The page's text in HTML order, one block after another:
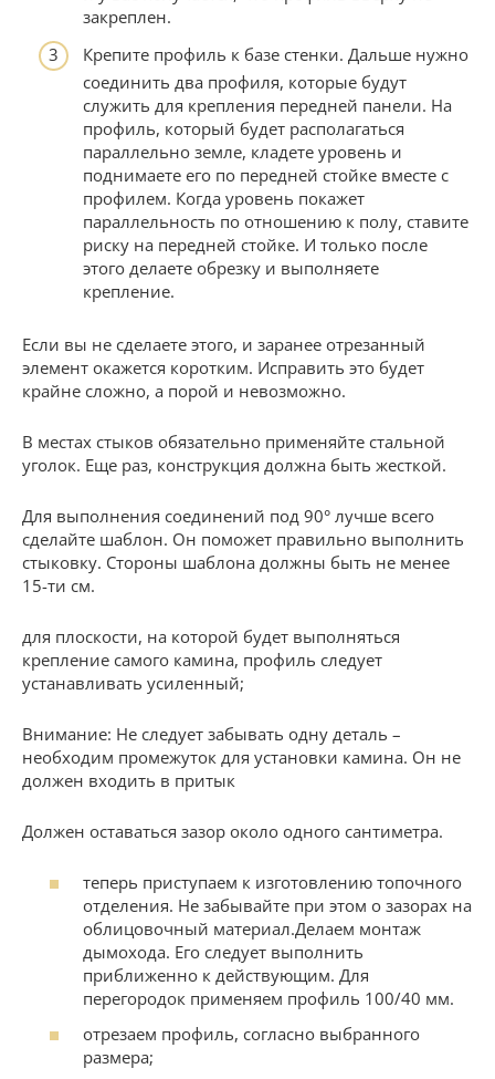
закреплен.
Крепите профиль к базе стенки. Дальше нужно
соединить два профиля, которые будут
служить для крепления передней панели. На
профиль, который будет располагаться
параллельно земле, кладете уровень и
поднимаете его по передней стойке вместе с
профилем. Когда уровень покажет
параллельность по отношению к полу, ставите
риску на передней стойке. И только после
этого делаете обрезку и выполняете
крепление.
Если вы не сделаете этого, и заранее отрезанный
элемент окажется коротким. Исправить это будет
крайне сложно, а порой и невозможно.
В местах стыков обязательно применяйте стальной
уголок. Еще раз, конструкция должна быть жесткой.
Для выполнения соединений под 90° лучше всего
сделайте шаблон. Он поможет правильно выполнить
стыковку. Стороны шаблона должны быть не менее
15-ти см.
для плоскости, на которой будет выполняться
крепление самого камина, профиль следует
устанавливать усиленный;
Внимание: Не следует забывать одну деталь –
необходим промежуток для установки камина. Он не
должен входить в притык
Должен оставаться зазор около одного сантиметра.
теперь приступаем к изготовлению топочного
отделения. Не забывайте при этом о зазорах на
облицовочный материал.Делаем монтаж
дымохода. Его следует выполнить
приближенно к действующим. Для
перегородок применяем профиль 100/40 мм.
отрезаем профиль, согласно выбранного
размера;